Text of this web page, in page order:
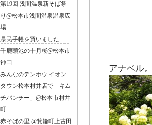
第19回 浅間温泉新そば祭
り@松本市浅間温泉温泉広
場
県民手帳を買いました
千鹿頭池の十月桜@松本市
神田
みんなのテンホウ イオン
タウン松本村井店で「キム
チバンチー」@松本市村井
町
赤そばの里 @箕輪町上古田
アナベル